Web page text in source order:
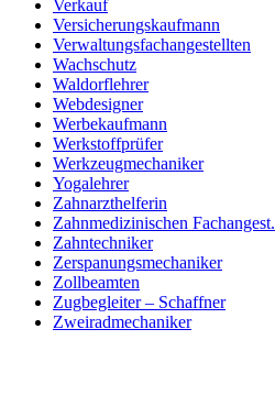
Verkauf
Versicherungskaufmann
Verwaltungsfachangestellten
Wachschutz
Waldorflehrer
Webdesigner
Werbekaufmann
Werkstoffprüfer
Werkzeugmechaniker
Yogalehrer
Zahnarzthelferin
Zahnmedizinischen Fachangest.
Zahntechniker
Zerspanungsmechaniker
Zollbeamten
Zugbegleiter – Schaffner
Zweiradmechaniker